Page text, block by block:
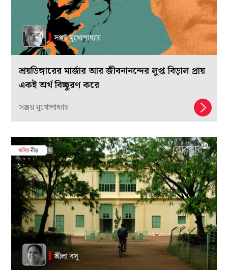
শ্রয়ডিঙ্গারের মার্জার আর জীবনানন্দের লুপ্ত বিড়াল প্রায়
একই অর্থ বিচ্ছুরণ করে
সঞ্জয় মুখোপাধ্যায়